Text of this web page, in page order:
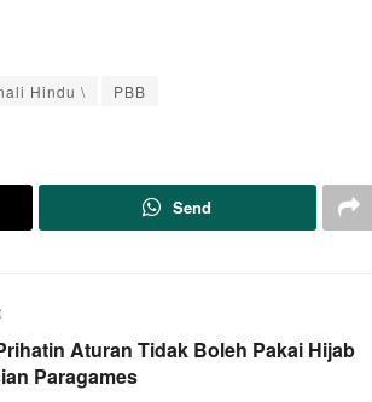
Hindu \
PBB
Send
Aturan Tidak Boleh Pakai Hijab
Paragames